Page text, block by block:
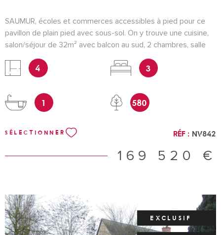
SAUMUR, écoles et commerces accessibles à pied pour ce
pavillon de plain pied avec sous-sol. On y trouve une cuisine,
salon/séjour de 32m² avec balcon au sud, 2 chambres, salle
de bains et wc. Au sous-sol, une chambre, une pièce de
rangement et un garage pour 2 voitures. Jardin clos sans vis à
vis d'environ 500m². Chauffage pompe à chaleur récente,
isolation refaite, double vitrage. Prévoir travaux de
rafraichissement de décoration. CLASSE ENERGIE C
au 06 32 17 01 19 Les informations sur les risques auxquels ce
bien est exposé sont disponibles sur le site Géorisques
4 3
1 580
SÉLECTIONNER Réf : NV842
169 520 €
EXCLUSIF